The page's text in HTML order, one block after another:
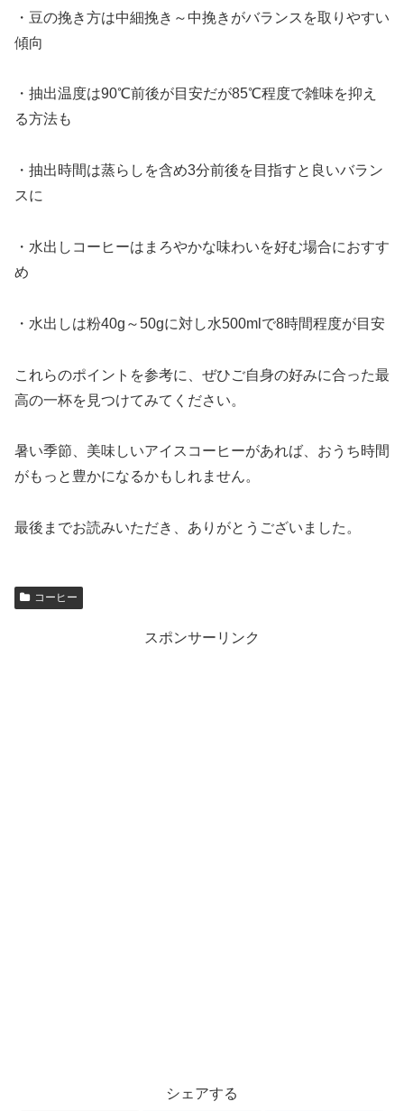
・豆の挽き方は中細挽き～中挽きがバランスを取りやすい
傾向
・抽出温度は90℃前後が目安だが85℃程度で雑味を抑え
る方法も
・抽出時間は蒸らしを含め3分前後を目指すと良いバラン
スに
・水出しコーヒーはまろやかな味わいを好む場合におすす
め
・水出しは粉40g～50gに対し水500mlで8時間程度が目安
これらのポイントを参考に、ぜひご自身の好みに合った最
高の一杯を見つけてみてください。
暑い季節、美味しいアイスコーヒーがあれば、おうち時間
がもっと豊かになるかもしれません。
最後までお読みいただき、ありがとうございました。
コーヒー
スポンサーリンク
シェアする